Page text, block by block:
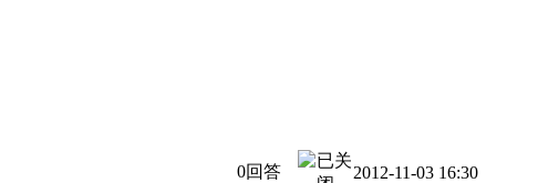
0回答 2012-11-03 16:30